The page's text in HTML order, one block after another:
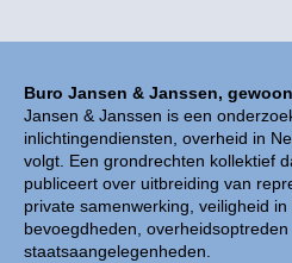
Buro Jansen & Janssen,
Jansen & Janssen is een
inlichtingendiensten, overheid in
volgt. Een grondrechten kollektief
publiceert over uitbreiding van
private samenwerking, veiligheid
bevoegdheden,
staatsaangelegenheden.